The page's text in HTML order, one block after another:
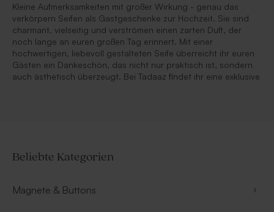
Kleine Aufmerksamkeiten mit großer Wirkung - genau das
verkörpern Seifen als Gastgeschenke zur Hochzeit. Sie sind
charmant, vielseitig und verströmen einen zarten Duft, der
noch lange an euren großen Tag erinnert. Mit einer
hochwertigen, liebevoll gestalteten Seife überreicht ihr euren
Gästen ein Dankeschön, das nicht nur praktisch ist, sondern
auch ästhetisch überzeugt. Bei Tadaaz findet ihr eine exklusive
Beliebte Kategorien
Magnete & Buttons